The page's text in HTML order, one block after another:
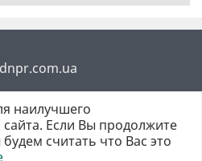
наилучшего
Если Вы продолжите
считать что Вас это